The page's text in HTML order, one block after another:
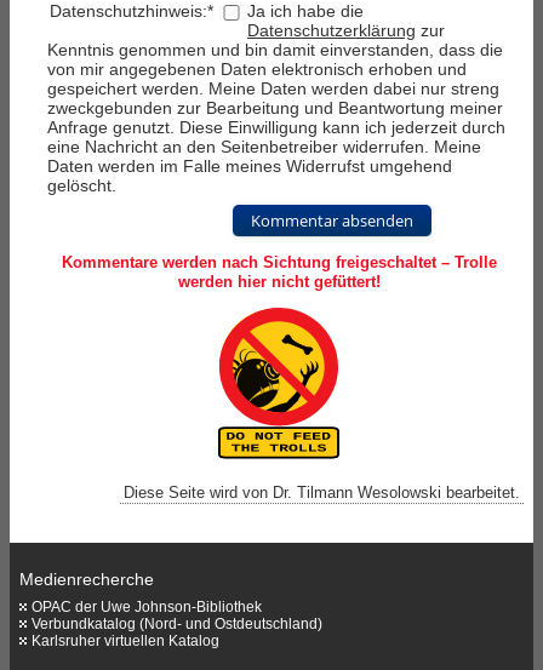
Datenschutzhinweis:*
Ja ich habe die
Datenschutzerklärung zur
Kenntnis genommen und bin damit einverstanden, dass die
von mir angegebenen Daten elektronisch erhoben und
gespeichert werden. Meine Daten werden dabei nur streng
zweckgebunden zur Bearbeitung und Beantwortung meiner
Anfrage genutzt. Diese Einwilligung kann ich jederzeit durch
eine Nachricht an den Seitenbetreiber widerrufen. Meine
Daten werden im Falle meines Widerrufst umgehend
gelöscht.
Kommentar absenden
Kommentare werden nach Sichtung freigeschaltet – Trolle
werden hier nicht gefüttert!
Diese Seite wird von Dr. Tilmann Wesolowski bearbeitet.
Medienrecherche
OPAC der Uwe Johnson-Bibliothek
Verbundkatalog (Nord- und Ostdeutschland)
Karlsruher virtuellen Katalog